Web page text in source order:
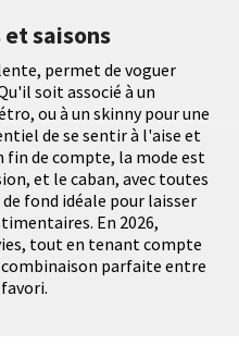
saisons
permet de voguer
soit associé à un
ou à un skinny pour une
de se sentir à l'aise et
fin de compte, la mode est
et le caban, avec toutes
fond idéale pour laisser
En 2026,
tout en tenant compte
parfaite entre